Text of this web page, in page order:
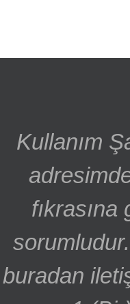
Kullanım
buradan